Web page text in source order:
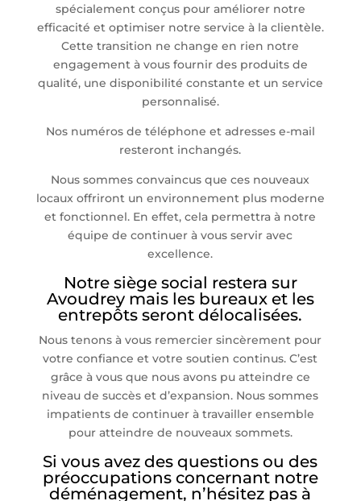
spécialement conçus pour améliorer notre
efficacité et optimiser notre service à la clientèle.
Cette transition ne change en rien notre
engagement à vous fournir des produits de
qualité, une disponibilité constante et un service
personnalisé.
Nos numéros de téléphone et adresses e-mail
resteront inchangés.
Nous sommes convaincus que ces nouveaux
locaux offriront un environnement plus moderne
et fonctionnel. En effet, cela permettra à notre
équipe de continuer à vous servir avec
excellence.
Notre siège social restera sur
Avoudrey mais les bureaux et les
entrepôts seront délocalisées.
Nous tenons à vous remercier sincèrement pour
votre confiance et votre soutien continus. C’est
grâce à vous que nous avons pu atteindre ce
niveau de succès et d’expansion. Nous sommes
impatients de continuer à travailler ensemble
pour atteindre de nouveaux sommets.
Si vous avez des questions ou des
préoccupations concernant notre
déménagement, n’hésitez pas à